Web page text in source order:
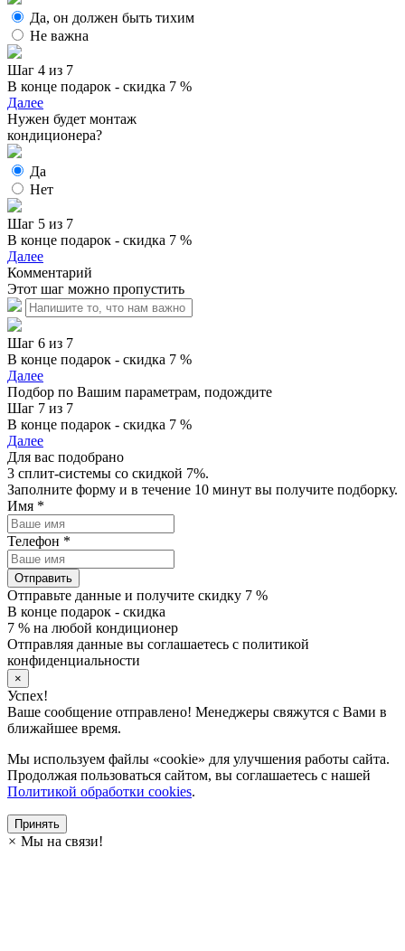
Да, он должен быть тихим
Не важна
Шаг 4 из 7
В конце подарок - скидка 7 %
Далее
Нужен будет монтаж
кондиционера?
Да
Нет
Шаг 5 из 7
В конце подарок - скидка 7 %
Далее
Комментарий
Этот шаг можно пропустить
Шаг 6 из 7
В конце подарок - скидка 7 %
Далее
Подбор по Вашим параметрам, подождите
Шаг 7 из 7
В конце подарок - скидка 7 %
Далее
Для вас подобрано
3 сплит-системы со скидкой 7%.
Заполните форму и в течение 10 минут вы получите подборку.
Имя *
Телефон *
Отправить
Отправьте данные и получите скидку 7 %
В конце подарок - скидка
7 % на любой кондиционер
Отправляя данные вы соглашаетесь с политикой
конфиденциальности
×
Успех!
Ваше сообщение отправлено! Менеджеры свяжутся с Вами в
ближайшее время.
Мы используем файлы «cookie» для улучшения работы сайта.
Продолжая пользоваться сайтом, вы соглашаетесь с нашей
Политикой обработки cookies.
Принять
× Мы на связи!